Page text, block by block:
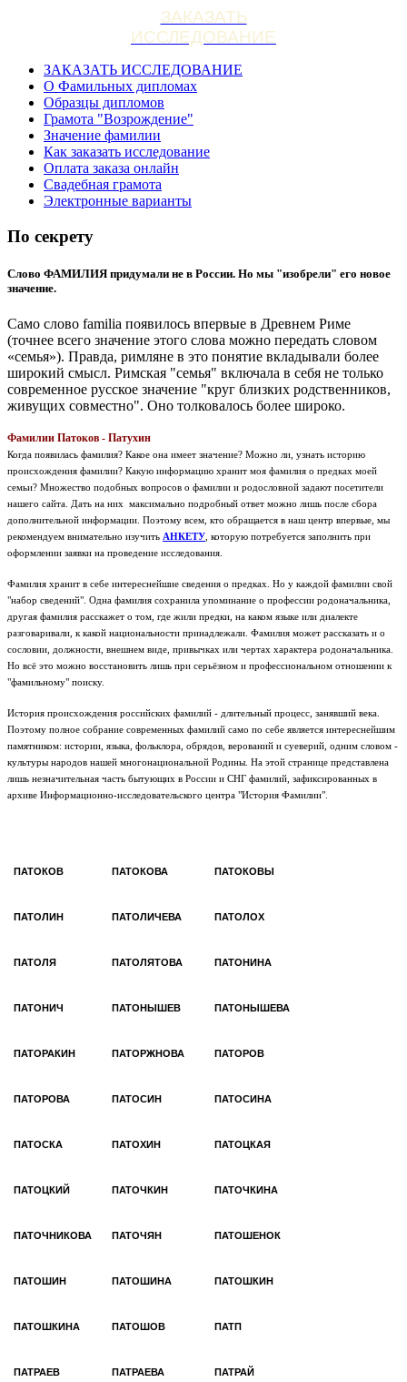
ЗАКАЗАТЬ
ИССЛЕДОВАНИЕ
ЗАКАЗАТЬ ИССЛЕДОВАНИЕ
О Фамильных дипломах
Образцы дипломов
Грамота "Возрождение"
Значение фамилии
Как заказать исследование
Оплата заказа онлайн
Свадебная грамота
Электронные варианты
По секрету
Слово ФАМИЛИЯ придумали не в России. Но мы "изобрели" его новое
значение.
Само слово familia появилось впервые в Древнем Риме
(точнее всего значение этого слова можно передать словом
«семья»). Правда, римляне в это понятие вкладывали более
широкий смысл. Римская "семья" включала в себя не только
современное русское значение "круг близких родственников,
живущих совместно". Оно толковалось более широко.
Фамилии Патоков - Патухин
Когда появилась фамилия? Какое она имеет значение? Можно ли, узнать историю
происхождения фамилии? Какую информацию хранит моя фамилия о предках моей
семьи? Множество подобных вопросов о фамилии и родословной задают посетители
нашего сайта. Дать на них максимально подробный ответ можно лишь после сбора
дополнительной информации. Поэтому всем, кто обращается в наш центр впервые, мы
рекомендуем внимательно изучить АНКЕТУ , которую потребуется заполнить при
оформлении заявки на проведение исследования.
Фамилия хранит в себе интереснейшие сведения о предках. Но у каждой фамилии свой
"набор сведений". Одна фамилия сохранила упоминание о профессии родоначальника,
другая фамилия расскажет о том, где жили предки, на каком языке или диалекте
разговаривали, к какой национальности принадлежали. Фамилия может рассказать и о
сословии, должности, внешнем виде, привычках или чертах характера родоначальника.
Но всё это можно восстановить лишь при серьёзном и профессиональном отношении к
"фамильному" поиску.
История происхождения российских фамилий - длительный процесс, занявший века.
Поэтому полное собрание современных фамилий само по себе является интереснейшим
памятником: истории, языка, фольклора, обрядов, верований и суеверий, одним словом -
культуры народов нашей многонациональной Родины. На этой странице представлена
лишь незначительная часть бытующих в России и СНГ фамилий, зафиксированных в
архиве Информационно-исследовательского центра "История Фамилии".
ПАТОКОВ ПАТОКОВА ПАТОКОВЫ
ПАТОЛИН ПАТОЛИЧЕВА ПАТОЛОХ
ПАТОЛЯ ПАТОЛЯТОВА ПАТОНИНА
ПАТОНИЧ ПАТОНЫШЕВ ПАТОНЫШЕВА
ПАТОРАКИН ПАТОРЖНОВА ПАТОРОВ
ПАТОРОВА ПАТОСИН ПАТОСИНА
ПАТОСКА ПАТОХИН ПАТОЦКАЯ
ПАТОЦКИЙ ПАТОЧКИН ПАТОЧКИНА
ПАТОЧНИКОВА ПАТОЧЯН ПАТОШЕНОК
ПАТОШИН ПАТОШИНА ПАТОШКИН
ПАТОШКИНА ПАТОШОВ ПАТП
ПАТРАЕВ ПАТРАЕВА ПАТРАЙ